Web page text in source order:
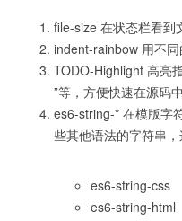
file-size 在状态栏看到
indent-rainbow 用不
TODO-Highlight 高亮
”等，方便快速在源码
es6-string-* 在模版字
些其他语法的字符串
es6-string-css
es6-string-html